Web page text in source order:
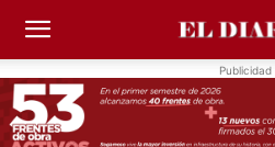
Publicidad